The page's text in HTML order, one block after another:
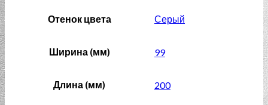
Отенок цвета Серый
Ширина (мм) 99
Длина (мм) 200